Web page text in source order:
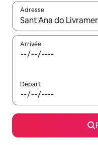
Adresse
Lorsque les résultats
Arrivée
Départ